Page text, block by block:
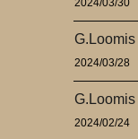
2024/03/30
2024/03/28
G.Loomis
2024/02/24